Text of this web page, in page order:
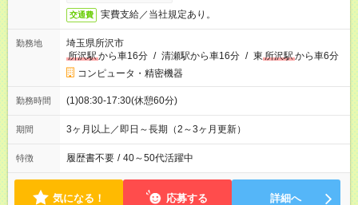
交通費 実費支給／当社規定あり。
勤務地
埼玉県所沢市
所沢駅から車16分 / 清瀬駅から車16分 / 東 所沢駅から車6分
コンピュータ・精密機器
勤務時間 (1)08:30-17:30(休憩60分)
期間 3ヶ月以上／即日～長期（2～3ヶ月更新）
特徴 履歴書不要 / 40～50代活躍中
気になる！ 応募する 詳細へ